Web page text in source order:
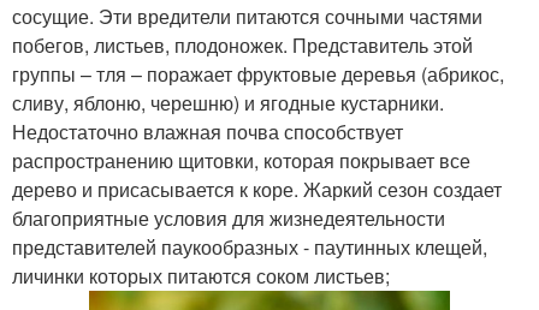
сосущие. Эти вредители питаются сочными частями
побегов, листьев, плодоножек. Представитель этой
группы – тля – поражает фруктовые деревья (абрикос,
сливу, яблоню, черешню) и ягодные кустарники.
Недостаточно влажная почва способствует
распространению щитовки, которая покрывает все
дерево и присасывается к коре. Жаркий сезон создает
благоприятные условия для жизнедеятельности
представителей паукообразных - паутинных клещей,
личинки которых питаются соком листьев;